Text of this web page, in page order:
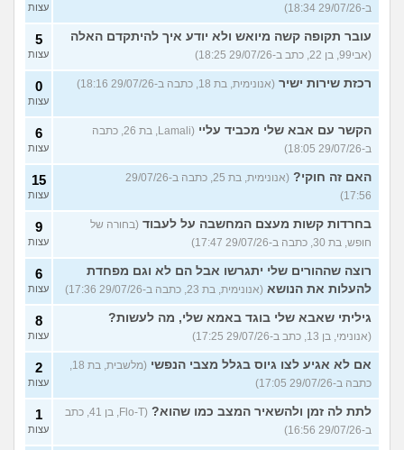
ב-29/07/26 18:34)
עצות
עובר תקופה קשה מיואש ולא יודע איך להיתקדם האלה
(אבי99, בן 22, כתב ב-29/07/26 18:25)
5
עצות
רכזת שירות ישיר (אנונימית, בת 18, כתבה ב-29/07/26 18:16) 0
עצות
הקשר עם אבא שלי מכביד עליי
(Lamali, בת 26, כתבה
ב-29/07/26 18:05)
6
עצות
האם זה חוקי?
(אנונימית, בת 25, כתבה ב-29/07/26
17:56)
15
עצות
בחרדות קשות מעצם המחשבה על לעבוד (בחורה של
חופש, בת 30, כתבה ב-29/07/26 17:47)
9
עצות
רוצה שההורים שלי יתגרשו אבל הם לא וגם מפחדת
להעלות את הנושא (אנונימית, בת 23, כתבה ב-29/07/26 17:36)
6
עצות
גיליתי שאבא שלי בוגד באמא שלי, מה לעשות?
(אנונימי, בן 13, כתב ב-29/07/26 17:25)
8
עצות
אם לא אגיע לצו גיוס בגלל מצבי הנפשי
(מלשבית, בת 18,
כתבה ב-29/07/26 17:05)
2
עצות
לתת לה זמן ולהשאיר המצב כמו שהוא?
(Flo-T, בן 41, כתב
ב-29/07/26 16:56)
1
עצות